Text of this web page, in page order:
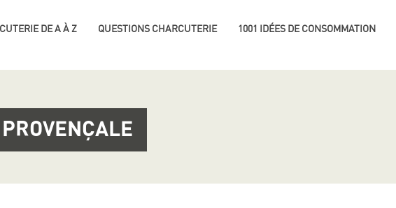
DE A À Z QUESTIONS CHARCUTERIE 1001 IDÉES DE CONSOMMATION